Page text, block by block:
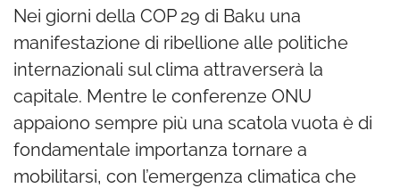
Nei giorni della COP 29 di Baku una
manifestazione di ribellione alle politiche
internazionali sul clima attraverserà la
capitale. Mentre le conferenze ONU
appaiono sempre più una scatola vuota è di
fondamentale importanza tornare a
mobilitarsi, con l’emergenza climatica che